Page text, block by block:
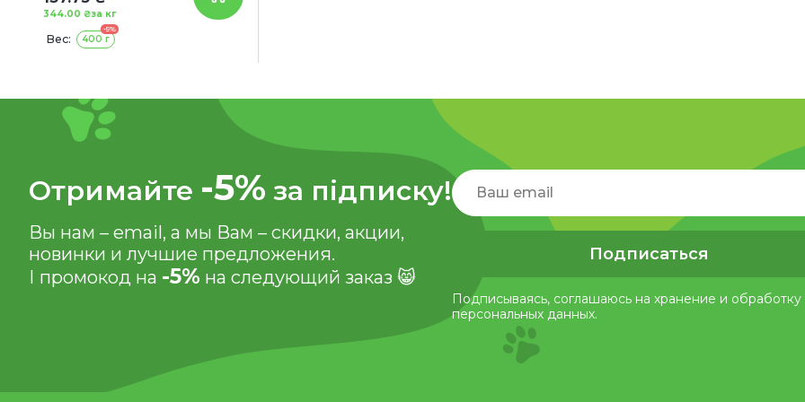
за кг
344.00 ₴
Вес:
-5%
400 г
Отримайте -5% за підписку!
Вы нам – email, а мы Вам – скидки, акции,
новинки и лучшие предложения.
І промокод на -5% на следующий заказ 😸
Подписаться
Подписываясь, соглашаюсь на хранение и обработку
персональных данных.